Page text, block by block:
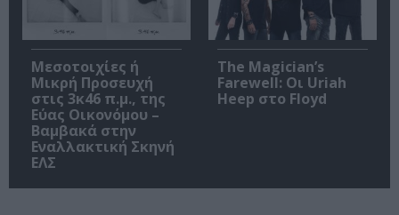
Μεσοτοιχίες ή
Μικρή Προσευχή
στις 3κ46 π.μ., της
Εύας Οικονόμου –
Βαμβακά στην
Εναλλακτική Σκηνή
ΕΛΣ
The Magician’s
Farewell: Οι Uriah
Heep στο Floyd